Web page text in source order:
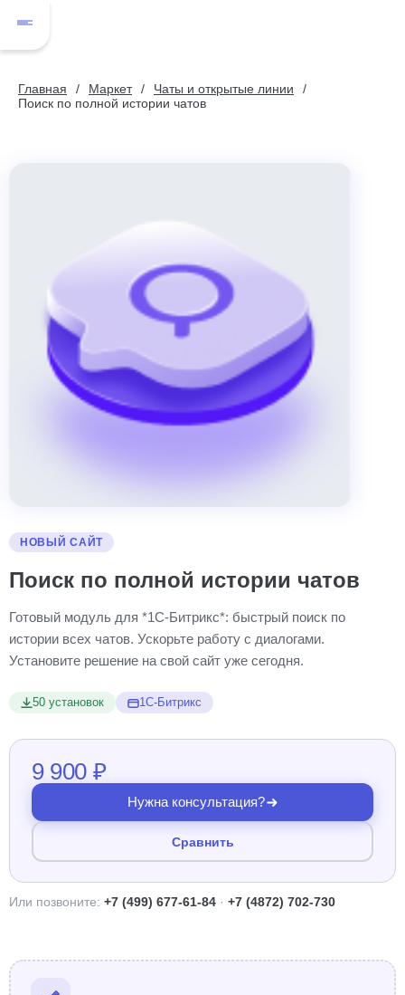
Главная Маркет
Чаты и открытые линии
Поиск по полной истории чатов
НОВЫЙ САЙТ
Поиск по полной истории чатов
Готовый модуль для *1С-Битрикс*: быстрый поиск по
истории всех чатов. Ускорьте работу с диалогами.
Установите решение на свой сайт уже сегодня.
50 установок 1С-Битрикс
9 900 ₽
Нужна консультация?
Сравнить
Или позвоните: +7 (499) 677-61-84 · +7 (4872) 702-730